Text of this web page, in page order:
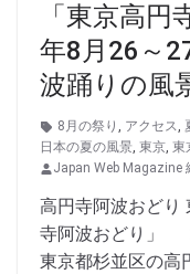
「東京高
年8月26～
波踊りの風
8月の祭り , アクセス,
日本の夏の風景, 東京, 東
Japan Web Magazine
高円寺阿波おどり
寺阿波おどり」
東京都杉並区の高